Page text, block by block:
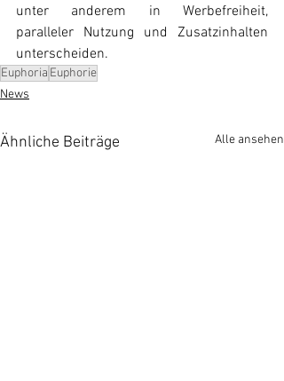
unter anderem in Werbefreiheit,
paralleler Nutzung und Zusatzinhalten
unterscheiden.
Euphoria Euphorie
News
Ähnliche Beiträge Alle ansehen